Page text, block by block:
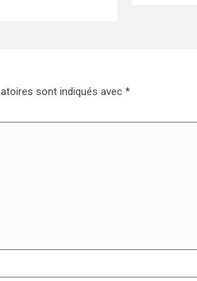
sont indiqués avec *